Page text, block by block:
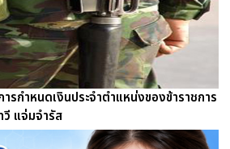
รกำหนดเงินประจำตำแหน่งของข้าราชการ
แจ่มจำรัส